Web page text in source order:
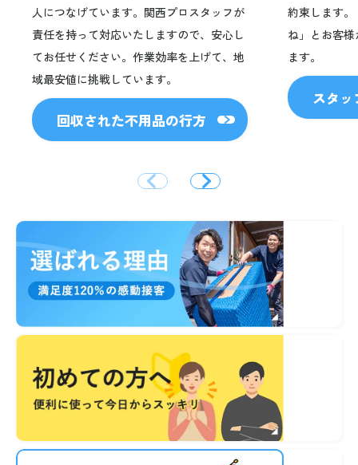
人につなげています。関西プロスタッフが
責任を持って対応いたしますので、安心し
てお任せください。作業効率を上げて、地
域最安値に挑戦しています。
回収された不用品の行方
約束します
ね」とお客
ます。
スタッ